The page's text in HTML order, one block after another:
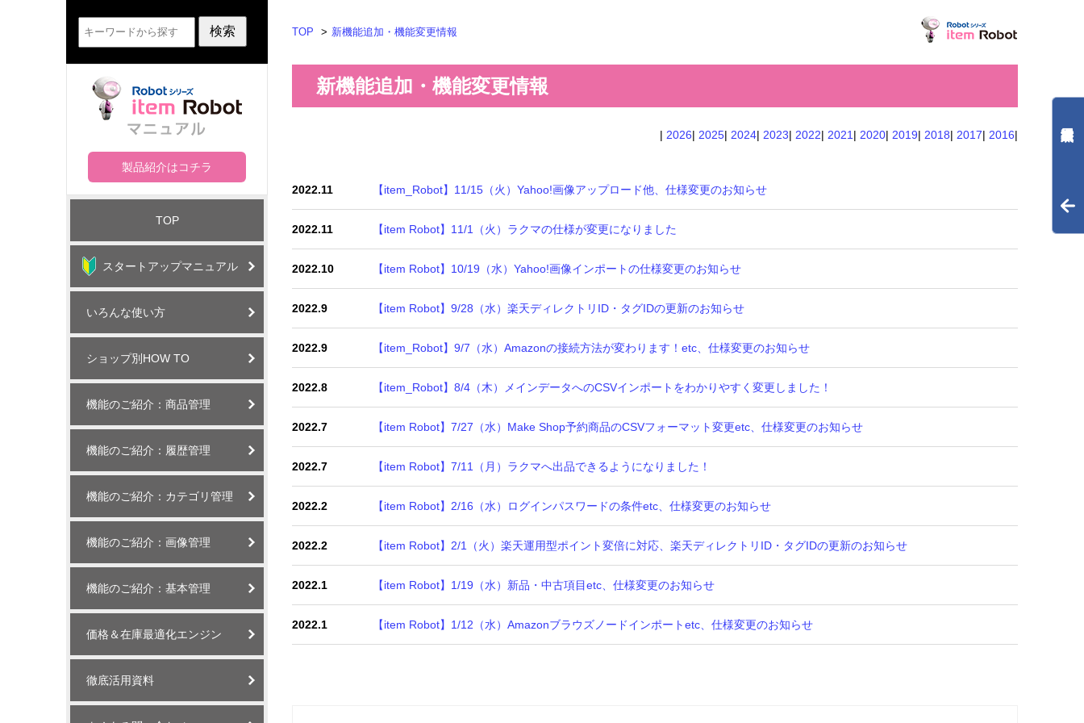
製品紹介はコチラ
TOP
スタートアップマニュアル
いろんな使い方
ショップ別HOW TO
機能のご紹介：商品管理
機能のご紹介：履歴管理
機能のご紹介：カテゴリ管理
機能のご紹介：画像管理
機能のご紹介：基本管理
価格＆在庫最適化エンジン
徹底活用資料
TOP 新機能追加・機能変更情報
新機能追加・機能変更情報
| 2026| 2025| 2024| 2023| 2022| 2021 | 2020| 2019| 2018| 2017| 2016|
2022.11 【item_Robot】11/15（火）Yahoo!画像アップロード他、仕様変更のお知らせ
2022.11 【item Robot】11/1（火）ラクマの仕様が変更になりました
2022.10 【item Robot】10/19（水）Yahoo!画像インポートの仕様変更のお知らせ
2022.9 【item Robot】9/28（水）楽天ディレクトリID・タグIDの更新のお知らせ
2022.9 【item_Robot】9/7（水）Amazonの接続方法が変わります！etc、仕様変更のお知らせ
2022.8 【item_Robot】8/4（木）メインデータへのCSVインポートをわかりやすく変更しました！
2022.7 【item Robot】7/27（水）Make Shop予約商品のCSVフォーマット変更etc、仕様変更のお知らせ
2022.7 【item Robot】7/11（月）ラクマへ出品できるようになりました！
2022.2 【item Robot】2/16（水）ログインパスワードの条件etc、仕様変更のお知らせ
2022.2 【item Robot】2/1（火）楽天運用型ポイント変倍に対応、楽天ディレクトリID・タグIDの更新のお知らせ
2022.1 【item Robot】1/19（水）新品・中古項目etc、仕様変更のお知らせ
2022.1 【item Robot】1/12（水）Amazonブラウズノードインポートetc、仕様変更のお知らせ